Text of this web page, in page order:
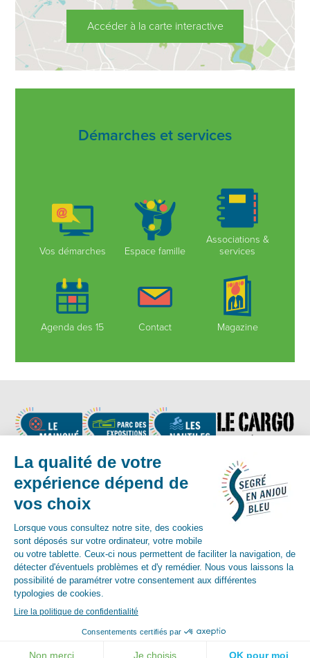
Accéder à la carte interactive
Démarches et services
Vos démarches Espace famille
Associations &
services
Agenda des 15 Contact Magazine
Contact :
02 41 92 17 83
-
contact@segreenanjoubleu.fr
English Allemandespagnol
Crédits
Contact